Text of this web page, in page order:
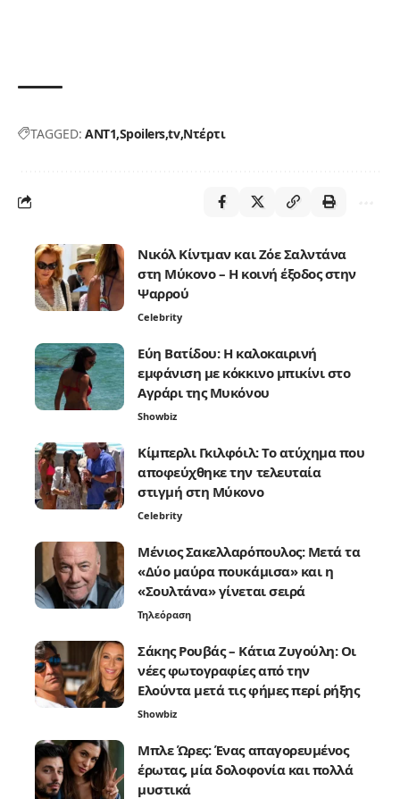
TAGGED: ANT1 Spoilerstv Ντέρτι
Νικόλ Κίντμαν και Ζόε Σαλντάνα
στη Μύκονο – Η κοινή έξοδος στην
Ψαρρού
Celebrity
Εύη Βατίδου: Η καλοκαιρινή
εμφάνιση με κόκκινο μπικίνι στο
Αγράρι της Μυκόνου
Showbiz
Κίμπερλι Γκιλφόιλ: Το ατύχημα που
αποφεύχθηκε την τελευταία
στιγμή στη Μύκονο
Celebrity
Μένιος Σακελλαρόπουλος: Μετά τα
«Δύο μαύρα πουκάμισα» και η
«Σουλτάνα» γίνεται σειρά
Τηλεόραση
Σάκης Ρουβάς – Κάτια Ζυγούλη: Οι
νέες φωτογραφίες από την
Ελούντα μετά τις φήμες περί ρήξης
Showbiz
Μπλε Ώρες: Ένας απαγορευμένος
έρωτας, μία δολοφονία και πολλά
μυστικά